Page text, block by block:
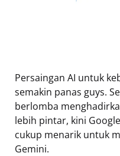
Persaingan AI untuk
semakin panas guys.
berlomba
lebih pintar, kini
cukup menarik untuk
Gemini.